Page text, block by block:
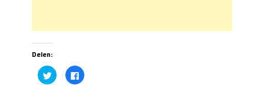
Delen:
Click
to
share
Click
to